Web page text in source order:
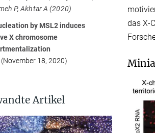
das X-
P, Akhtar A (2020)
by MSL2 induces
X chromosome
(November 18, 2020)
Artikel